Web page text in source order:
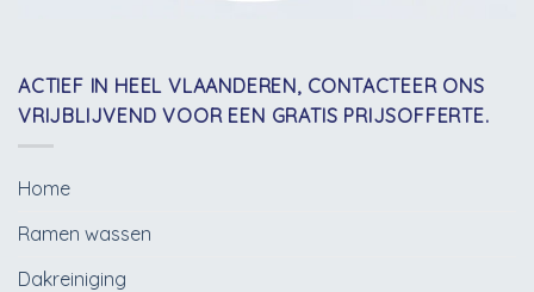
ACTIEF IN HEEL VLAANDEREN, CONTACTEER ONS
VRIJBLIJVEND VOOR EEN GRATIS PRIJSOFFERTE.
Home
Ramen wassen
Dakreiniging